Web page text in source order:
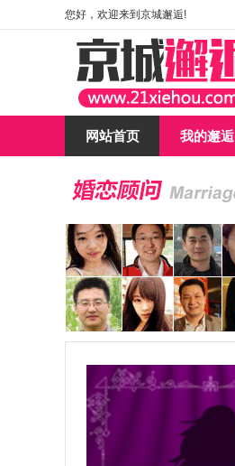
您好，欢迎来到京城邂逅!
网站首页 我的邂逅